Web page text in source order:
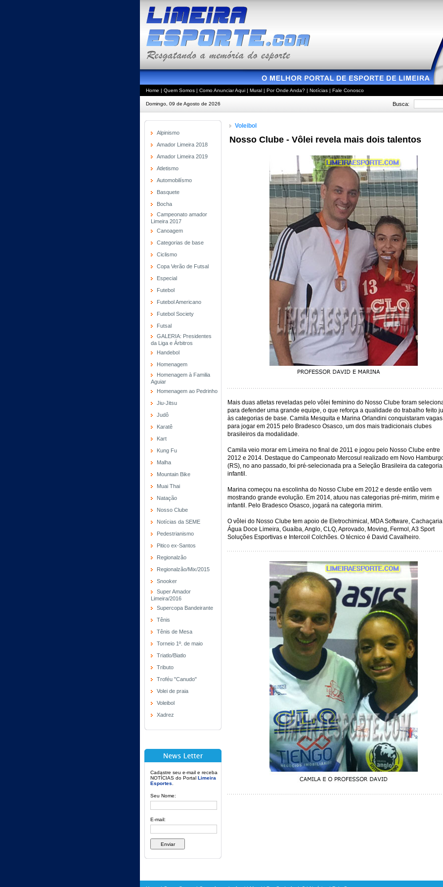
Home | Quem Somos | Como Anunciar Aqui | Mural | Por Onde Anda? | Notícias | Fale Conosco
Domingo, 09 de Agosto de 2026 Busca:
Alpinismo
Amador Limeira 2018
Amador Limeira 2019
Atletismo
Automobilísmo
Basquete
Bocha
Campeonato amador
Limeira 2017
Canoagem
Categorias de base
Ciclismo
Copa Verão de Futsal
Especial
Futebol
Futebol Americano
Futebol Society
Futsal
GALERIA: Presidentes
da Liga e Árbitros
Handebol
Homenagem
Homenagem à Familia
Aguiar
Homenagem ao Pedrinho
Jiu-Jitsu
Judô
Karatê
Kart
Kung Fu
Malha
Mountain Bike
Muai Thai
Natação
Nosso Clube
Notícias da SEME
Pedestrianismo
Pitico ex-Santos
Regionalzão
Regionalzão/Mix/2015
Snooker
Super Amador
Limeira/2016
Supercopa Bandeirante
Tênis
Tênis de Mesa
Torneio 1º. de maio
Triatlo/Biatlo
Tributo
Troféu "Canudo"
Volei de praia
Voleibol
Xadrez
Cadastre seu e-mail e receba
NOTÍCIAS do Portal Limeira
Esportes
Seu Nome:
E-mail:
Voleibol
Nosso Clube - Vôlei revela mais dois talentos
Mais duas atletas reveladas pelo vôlei feminino do Nosso Clube foram
para defender uma grande equipe, o que reforça a qualidade do trabalho feito
às categorias de base. Camila Mesquita e Marina Orlandini conquistaram vagas
para jogar em 2015 pelo Bradesco Osasco, um dos mais tradicionais clubes
brasileiros da modalidade.
Camila veio morar em Limeira no final de 2011 e jogou pelo Nosso Clube entre
2012 e 2014. Destaque do Campeonato Mercosul realizado em Novo
(RS), no ano passado, foi pré-selecionada pra a Seleção Brasileira da categoria
infantil.
Marina começou na escolinha do Nosso Clube em 2012 e desde então vem
mostrando grande evolução. Em 2014, atuou nas categorias pré-mirim, mirim e
infantil. Pelo Bradesco Osasco, jogará na categoria mirim.
O vôlei do Nosso Clube tem apoio de Eletrochimical, MDA Software, Cachaçaria
Água Doce Limeira, Guaíba, Anglo, CLQ, Aprovado, Moving, Fermol, A3 Sport
Soluções Esportivas e Intercoil Colchões. O técnico é David Cavalheiro.